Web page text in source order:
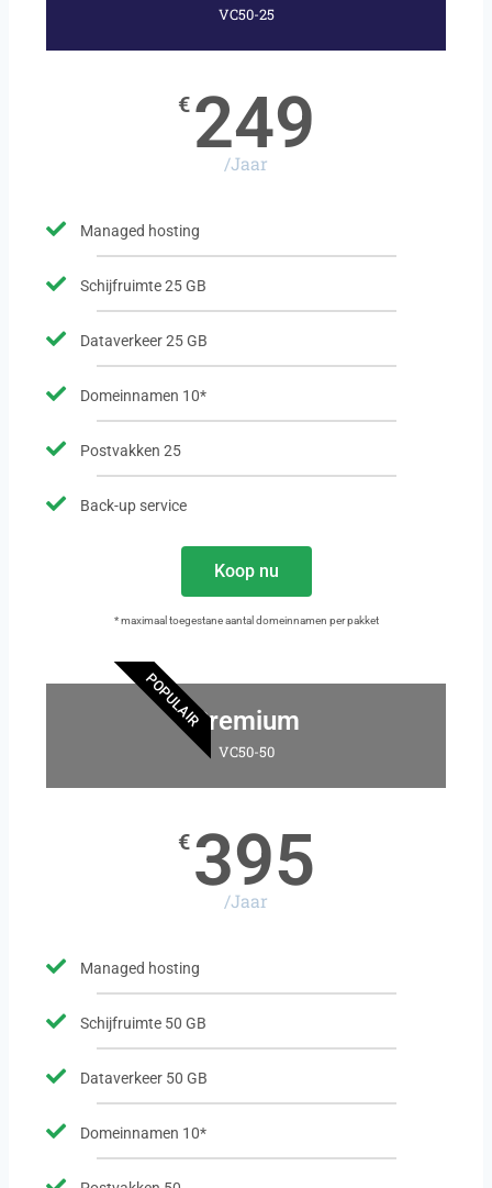
VC50-25
€ 249
/Jaar
Managed hosting
Schijfruimte 25 GB
Dataverkeer 25 GB
Domeinnamen 10*
Postvakken 25
Back-up service
Koop nu
* maximaal toegestane aantal domeinnamen per pakket
POPULAIRPremium
VC50-50
€ 395
/Jaar
Managed hosting
Schijfruimte 50 GB
Dataverkeer 50 GB
Domeinnamen 10*